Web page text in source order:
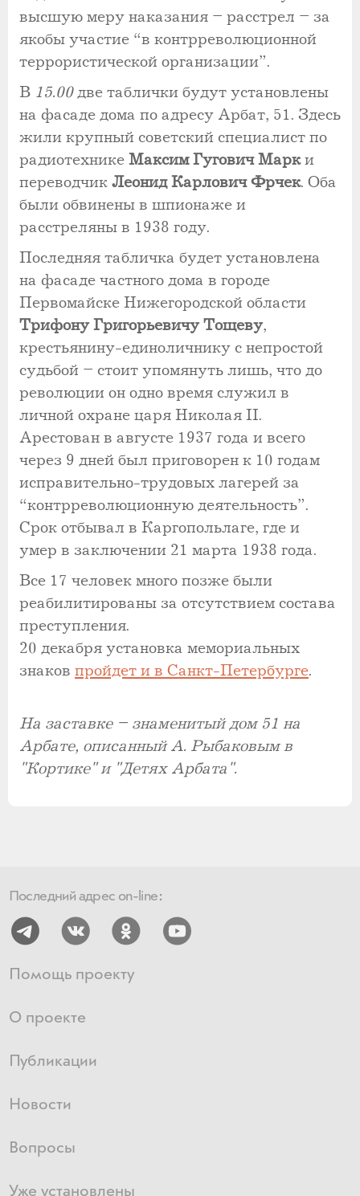
высшую меру наказания – расстрел – за
якобы участие “в контрреволюционной
террористической организации”.
В 15.00две таблички будут установлены
на фасаде дома по адресу Арбат, 51. Здесь
жили крупный советский специалист по
радиотехнике Максим Гугович Марки
переводчик Леонид Карлович Фрчек. Оба
были обвинены в шпионаже и
расстреляны в 1938 году.
Последняя табличка будет установлена
на фасаде частного дома в городе
Первомайске Нижегородской области
Трифону Григорьевичу Тощеву,
крестьянину-единоличнику с непростой
судьбой – стоит упомянуть лишь, что до
революции он одно время служил в
личной охране царя Николая II.
Арестован в августе 1937 года и всего
через 9 дней был приговорен к 10 годам
исправительно-трудовых лагерей за
“контрреволюционную деятельность”.
Срок отбывал в Каргопольлаге, где и
умер в заключении 21 марта 1938 года.
Все 17 человек много позже были
реабилитированы за отсутствием состава
преступления.
20 декабря установка мемориальных
знаков пройдет и в Санкт-Петербурге.
На заставке – знаменитый дом 51 на
Арбате, описанный А. Рыбаковым в
"Кортике" и "Детях Арбата".
Последний адрес on-line:
Помощь проекту
О проекте
Публикации
Новости
Вопросы
Уже установлены